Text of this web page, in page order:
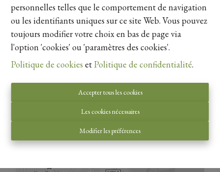
personnelles telles que le comportement de navigation
ou les identifiants uniques sur ce site Web. Vous pouvez
toujours modifier votre choix en bas de page via
l'option 'cookies' ou 'paramètres des cookies'.
Politique de cookies et Politique de confidentialité.
Accepter tous les cookies
Les cookies nécessaires
Modifier les préférences
Vue de la carte